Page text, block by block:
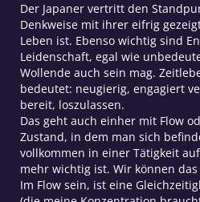
Der Japaner vertritt den
Denkweise mit ihrer eifrig
Leben ist. Ebenso wichtig sind
Leidenschaft, egal wie
Wollende auch sein mag.
bedeutet: neugierig, engagiert
bereit, loszulassen.
Das geht auch einher mit Flow
Zustand, in dem man sich
vollkommen in einer Tätigkeit
mehr wichtig ist. Wir können
Im Flow sein, ist eine